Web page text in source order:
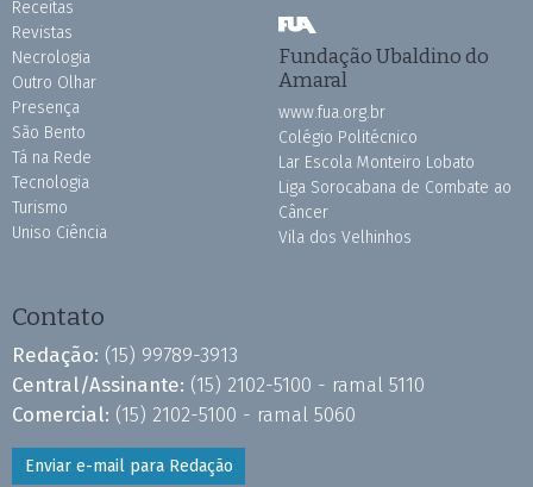
Receitas
Revistas
Necrologia
Outro Olhar
Presença
São Bento
Tá na Rede
Tecnologia
Turismo
Uniso Ciência
Fundação Ubaldino do
Amaral
www.fua.org.br
Colégio Politécnico
Lar Escola Monteiro Lobato
Liga Sorocabana de Combate ao
Câncer
Vila dos Velhinhos
Contato
Redação: (15) 99789-3913
Central/Assinante: (15) 2102-5100 - ramal 5110
Comercial: (15) 2102-5100 - ramal 5060
Enviar e-mail para Redação